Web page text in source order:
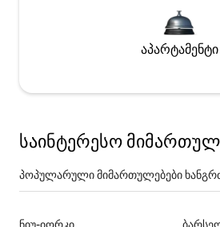
აპარტამენტი
საინტერესო
პოპულარული მიმართულებები